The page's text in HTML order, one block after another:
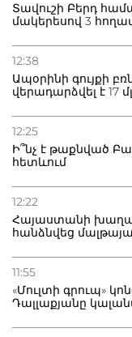
Տավուշի Բերդ
մակերեսով 3
12:38
Ապօրինի գույքի
վերադարձվել է 17
12:25
Ի՞նչ է թաքնված
հետևում
12:22
Հայաստանի
հանձնվեց
11:55
«Մուլտի գրուպ»
Դալլաքյանը